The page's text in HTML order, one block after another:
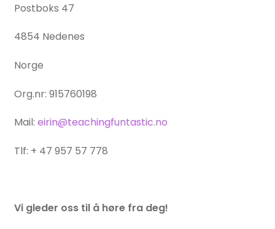
LISENSER
TIPSHJØRNET
KURS
Postboks 47
4854 Nedenes
Norge
Org.nr: 915760198
Mail: eirin@teachingfuntastic.no
Tlf: + 47 957 57 778
Vi gleder oss til å høre fra deg!